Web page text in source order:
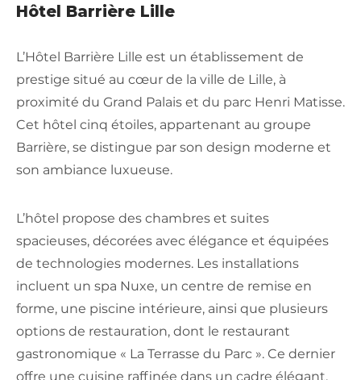
Hôtel Barrière Lille
L’Hôtel Barrière Lille est un établissement de
prestige situé au cœur de la ville de Lille, à
proximité du Grand Palais et du parc Henri Matisse.
Cet hôtel cinq étoiles, appartenant au groupe
Barrière, se distingue par son design moderne et
son ambiance luxueuse.
L’hôtel propose des chambres et suites
spacieuses, décorées avec élégance et équipées
de technologies modernes. Les installations
incluent un spa Nuxe, un centre de remise en
forme, une piscine intérieure, ainsi que plusieurs
options de restauration, dont le restaurant
gastronomique « La Terrasse du Parc ». Ce dernier
offre une cuisine raffinée dans un cadre élégant.